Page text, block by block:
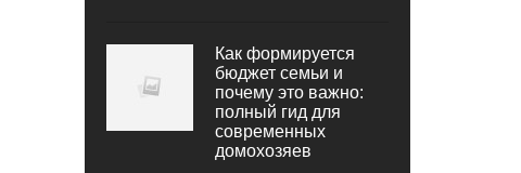
Как формируется
бюджет семьи и
почему это важно:
полный гид для
современных
домохозяев